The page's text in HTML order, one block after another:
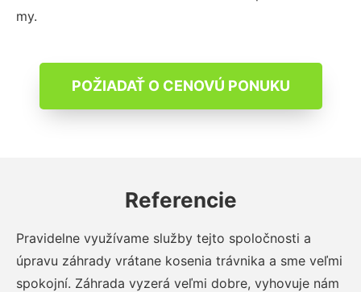
my.
POŽIADAŤ O CENOVÚ PONUKU
Referencie
Pravidelne využívame služby tejto spoločnosti a
úpravu záhrady vrátane kosenia trávnika a sme veľmi
spokojní. Záhrada vyzerá veľmi dobre, vyhovuje nám